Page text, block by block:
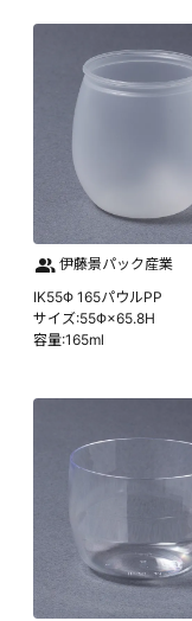
伊藤景パック産業
IK55Φ 165パウルPP
サイズ:55Φ×65.8H
容量:165ml